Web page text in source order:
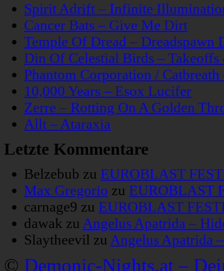
Spirit Adrift – Infinite
Cancer Bats – Give Me Dirt
Temple Of Dread – Dreadspawn
Din Of Celestial Birds –
Phantom Corporation /
10,000 Years – Esox Lucifer
Zerre – Rotting On A Golden
Allt – Ataraxia
Letzte Kommentare
Belzebub zu EUROBLAST
Max Gregorio zu EUROBLAST
carnage9 zu EUROBLAST
dawak zu Angelus Apatrida –
Slaytheevil zu Angelus Apatrida
© Demonic-Nights.at –